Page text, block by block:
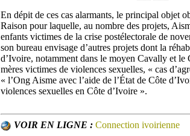
En dépit de ces cas alarmants, le principal objet
Raison pour laquelle, au nombre des projets,
enfants victimes de la crise postélectorale de
son bureau envisage d’autres projets dont la
d’Ivoire, notamment dans le moyen Cavally et
mères victimes de violences sexuelles, « cas
« l’Ong Aisme avec l’aide de l’État de Côte
violences sexuelles en Côte d’Ivoire ».
VOIR EN LIGNE : Connection ivoirienne